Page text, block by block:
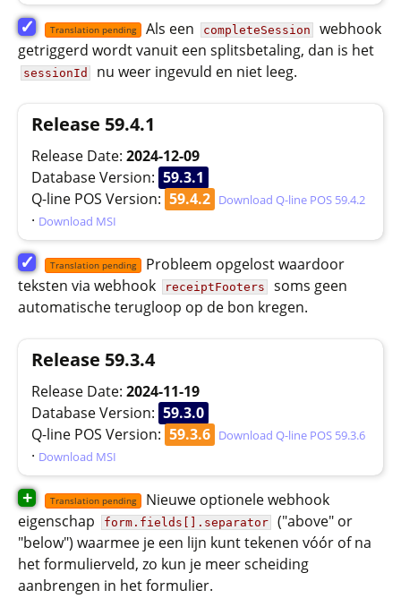
✓ Translation pending Als een completeSession
webhook
getriggerd wordt vanuit een splitsbetaling, dan is het
sessionId nu weer ingevuld en niet leeg.
Release 59.4.1
Release Date: 2024-12-09
Database Version: 59.3.1
Q-line POS Version: 59.4.2 Download Q-line POS 59.4.2
· Download MSI
✓ Translation pending
Probleem opgelost waardoor
teksten via webhook
receiptFooters
soms geen
automatische terugloop op de bon kregen.
Release 59.3.4
Release Date: 2024-11-19
Database Version: 59.3.0
Q-line POS Version: 59.3.6 Download Q-line POS 59.3.6
· Download MSI
+ Translation pending
Nieuwe optionele webhook
eigenschap
form.fields[].separator
("above" or
"below") waarmee je een lijn kunt tekenen vóór of na
het formulierveld, zo kun je meer scheiding
aanbrengen in het formulier.